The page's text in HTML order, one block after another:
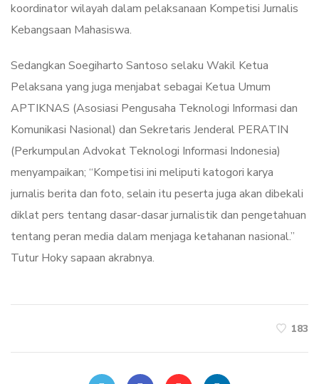
koordinator wilayah dalam pelaksanaan Kompetisi Jurnalis
Kebangsaan Mahasiswa.
Sedangkan Soegiharto Santoso selaku Wakil Ketua
Pelaksana yang juga menjabat sebagai Ketua Umum
APTIKNAS (Asosiasi Pengusaha Teknologi Informasi dan
Komunikasi Nasional) dan Sekretaris Jenderal PERATIN
(Perkumpulan Advokat Teknologi Informasi Indonesia)
menyampaikan; “Kompetisi ini meliputi katogori karya
jurnalis berita dan foto, selain itu peserta juga akan dibekali
diklat pers tentang dasar-dasar jurnalistik dan pengetahuan
tentang peran media dalam menjaga ketahanan nasional.”
Tutur Hoky sapaan akrabnya.
183